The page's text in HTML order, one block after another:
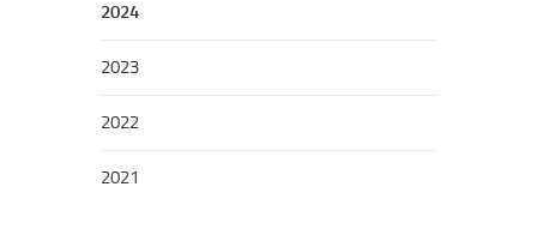
2024
2023
2022
2021